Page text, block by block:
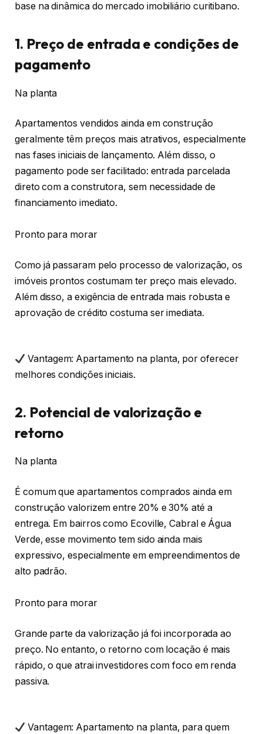
base na dinâmica do mercado imobiliário curitibano.
1. Preço de entrada e condições de
pagamento
Na planta
Apartamentos vendidos ainda em construção
geralmente têm preços mais atrativos, especialmente
nas fases iniciais de lançamento. Além disso, o
pagamento pode ser facilitado: entrada parcelada
direto com a construtora, sem necessidade de
financiamento imediato.
Pronto para morar
Como já passaram pelo processo de valorização, os
imóveis prontos costumam ter preço mais elevado.
Além disso, a exigência de entrada mais robusta e
aprovação de crédito costuma ser imediata.
Vantagem: Apartamento na planta, por oferecer
melhores condições iniciais.
2. Potencial de valorização e
retorno
Na planta
É comum que apartamentos comprados ainda em
construção valorizem entre 20% e 30% até a
entrega. Em bairros como Ecoville, Cabral e Água
Verde, esse movimento tem sido ainda mais
expressivo, especialmente em empreendimentos de
alto padrão.
Pronto para morar
Grande parte da valorização já foi incorporada ao
preço. No entanto, o retorno com locação é mais
rápido, o que atrai investidores com foco em renda
passiva.
Vantagem: Apartamento na planta, para quem